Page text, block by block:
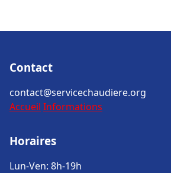
Contact
contact@servicechaudiere.org
Accueil Informations
Horaires
Lun-Ven: 8h-19h